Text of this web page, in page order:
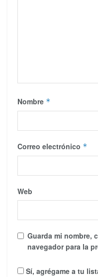
Nombre *
Correo electrónico *
Web
Guarda mi nombre,
navegador para la
Sí, agrégame a tu